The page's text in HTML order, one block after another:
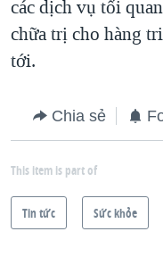
các dịch vụ tối
chữa trị cho hàng
tới.
Chia sẻ
This item is part of
Tin tức Sức khỏe